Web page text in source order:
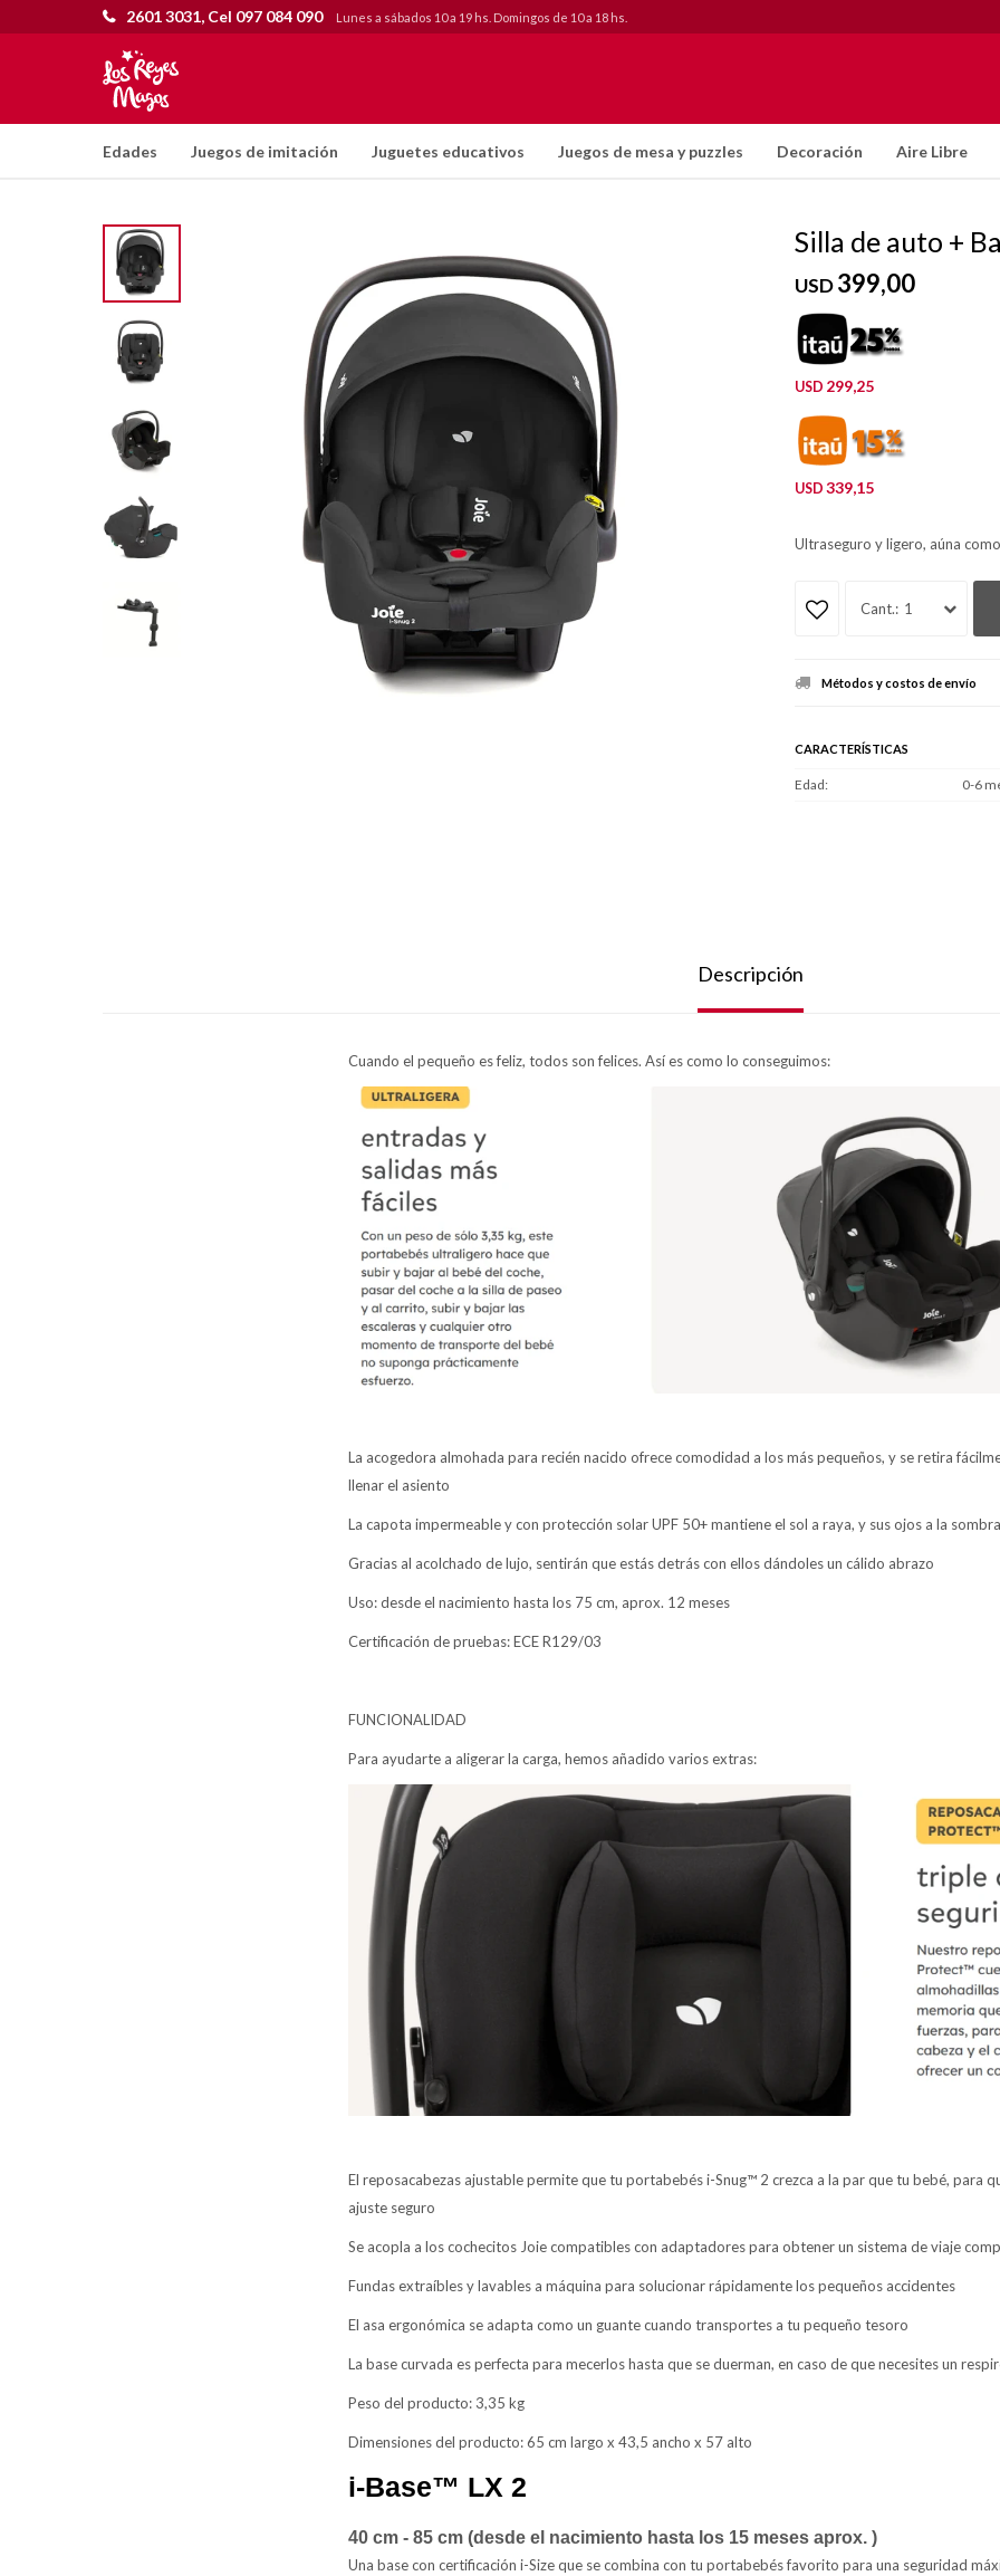
Edades Juegos de imitación Juguetes educativos Juegos de mesa y puzzles Decoración Aire Libre
2601 3031, Cel 097 084 090 Lunes a sábados 10 a 19 hs. Domingos de 10 a 18 hs.
Silla de auto +
USD399,00
USD 299,25
USD 339,15
Ultraseguro y ligero, aúna
1
Métodos y costos de envío
CARACTERÍSTICAS
Edad 0-6
Descripción
Cuando el pequeño es feliz, todos son felices. Así es como lo conseguimos:
La acogedora almohada para recién nacido ofrece comodidad a los más pequeños, y se retira
llenar el asiento
La capota impermeable y con protección solar UPF 50+ mantiene el sol a raya, y sus ojos a la sombra
Gracias al acolchado de lujo, sentirán que estás detrás con ellos dándoles un cálido abrazo
Uso: desde el nacimiento hasta los 75 cm, aprox. 12 meses
Certificación de pruebas: ECE R129/03
FUNCIONALIDAD
Para ayudarte a aligerar la carga, hemos añadido varios extras:
El reposacabezas ajustable permite que tu portabebés i-Snug™ 2 crezca a la par que tu bebé, para
ajuste seguro
Se acopla a los cochecitos Joie compatibles con adaptadores para obtener un sistema de viaje
Fundas extraíbles y lavables a máquina para solucionar rápidamente los pequeños accidentes
El asa ergonómica se adapta como un guante cuando transportes a tu pequeño tesoro
La base curvada es perfecta para mecerlos hasta que se duerman, en caso de que necesites un
Peso del producto: 3,35 kg
Dimensiones del producto: 65 cm largo x 43,5 ancho x 57 alto
i-Base™ LX 2
40 cm - 85 cm (desde el nacimiento hasta los 15 meses aprox. )
Una base con certificación i-Size que se combina con tu portabebés favorito para una seguridad